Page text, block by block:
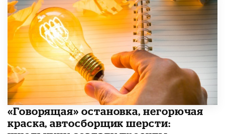
​«Говорящая» остановка, негорючая
краска, автосборщик шерсти: